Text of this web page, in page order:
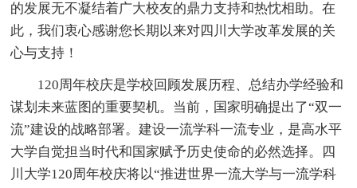
的发展无不凝结着广大校友的鼎力支持和热忱相助。在
此，我们衷心感谢您长期以来对四川大学改革发展的关
心与支持！
120周年校庆是学校回顾发展历程、总结办学经验和
谋划未来蓝图的重要契机。当前，国家明确提出了“双一
流”建设的战略部署。建设一流学科一流专业，是高水平
大学自觉担当时代和国家赋予历史使命的必然选择。四
川大学120周年校庆将以“推进世界一流大学与一流学科